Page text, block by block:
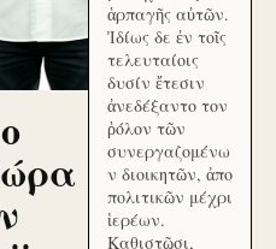
ἁρπαγῆς αὐτῶν.
Ἰδίως δε ἐν τοῖς
τελευταίοις
δυσίν ἔτεσιν
ἀνεδέξαντο τον
ῥόλον τῶν
συνεργαζομένω
ν διοικητῶν, ἀπο
πολιτικῶν μέχρι
ἱερέων.
Καθιστῶσι,